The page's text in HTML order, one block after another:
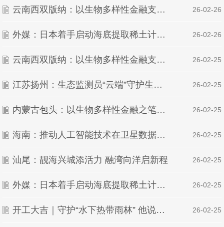
云南西双版纳：以生物多样性金融支持云南省首个橡胶林国家储备林项目 | 26-02-26
外媒：日本着手启动海底提取稀土计划，专家泼冷水 | 26-02-26
云南西双版纳：以生物多样性金融支持云南省首个橡胶林国家储备林项目 | 26-02-25
江苏扬州：生态监测员“云端”守护生物多样性“朋友圈” | 26-02-25
内蒙古包头：以生物多样性金融之笔绘就沿黄生态新画卷 | 26-02-25
海南：推动人工智能技术在卫星数据智能处理、航天制造智能检测等环节的示范应用 | 26-02-25
汕尾：靓海兴城添活力 融湾向洋启新程 | 26-02-25
外媒：日本着手启动海底提取稀土计划，专家泼冷水 | 26-02-25
开工大吉｜守护“水下热带雨林” 他说每次下潜像开盲盒 | 26-02-25